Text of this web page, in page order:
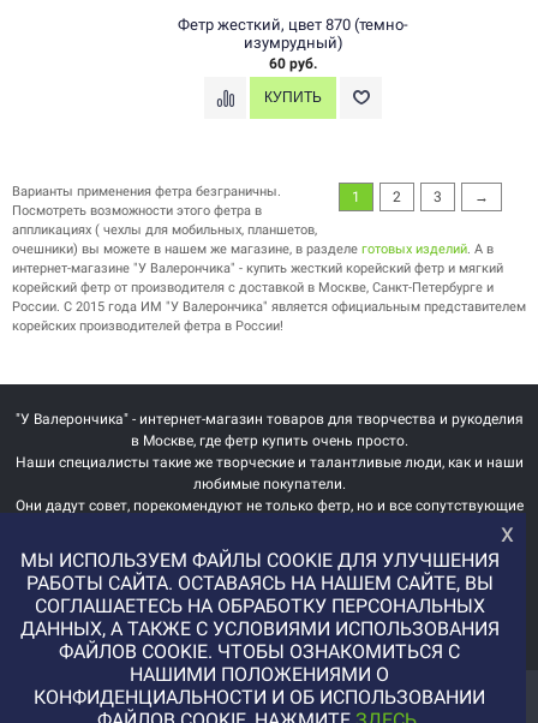
Фетр жесткий, цвет 870 (темно-
изумрудный)
60 руб.
1 2 3 →
Варианты применения фетра безграничны.
Посмотреть возможности этого фетра в
аппликациях ( чехлы для мобильных, планшетов,
очешники) вы можете в нашем же магазине, в разделе готовых изделий. А в
интернет-магазине "У Валерончика" - купить жесткий корейский фетр и мягкий
корейский фетр от производителя с доставкой в Москве, Санкт-Петербурге и
России. С 2015 года ИМ "У Валерончика" является официальным представителем
корейских производителей фетра в России!
"У Валерончика" - интернет-магазин товаров для творчества и рукоделия
в Москве, где фетр купить очень просто.
Наши специалисты такие же творческие и талантливые люди, как и наши
любимые покупатели.
Они дадут совет, порекомендуют не только фетр, но и все сопутствующие
Мы получаем и обрабатываем персональные данные посетителей нашего
сайта в соответствии софициальной политикой
Если вы не даете согласия на обработку своих персональных данных, вам
необходимо покинуть наш сайт.
ВАЖНАЯ
ИНТЕРЕСНАЯ
х
МЫ ИСПОЛЬЗУЕМ ФАЙЛЫ COOKIE ДЛЯ УЛУЧШЕНИЯ
РАБОТЫ САЙТА. ОСТАВАЯСЬ НА НАШЕМ САЙТЕ, ВЫ
СОГЛАШАЕТЕСЬ НА ОБРАБОТКУ ПЕРСОНАЛЬНЫХ
ДАННЫХ, А ТАКЖЕ С УСЛОВИЯМИ ИСПОЛЬЗОВАНИЯ
ФАЙЛОВ COOKIE. ЧТОБЫ ОЗНАКОМИТЬСЯ С
НАШИМИ ПОЛОЖЕНИЯМИ О
КОНФИДЕНЦИАЛЬНОСТИ И ОБ ИСПОЛЬЗОВАНИИ